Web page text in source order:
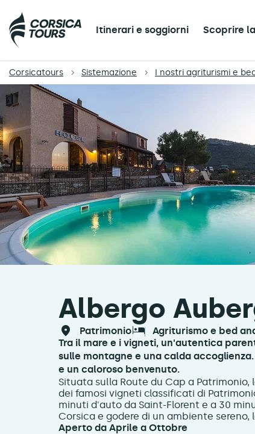
Itinerari e soggiorni Scoprire
Corsicatours Sistemazione I nostri agriturismi e
Albergo
patrimonio agriturismo e bed
Tra il mare e i vigneti, un'autentica
sulle montagne e una calda accoglienza.
e un caloroso benvenuto.
Situata sulla Route du Cap a
dei famosi vigneti classificati di
minuti d'auto da Saint-Florent e a 30
Corsica e godere di un ambiente
Aperto da Aprile a Ottobre